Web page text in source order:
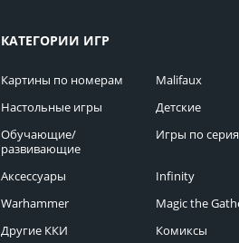
КАТЕГОРИИ ИГР
Картины по номерам
Malifaux
Настольные игры
Детские
Обучающие/
развивающие
Игры по
Аксессуары
Infinity
Warhammer
Magic the
Другие ККИ
Комиксы